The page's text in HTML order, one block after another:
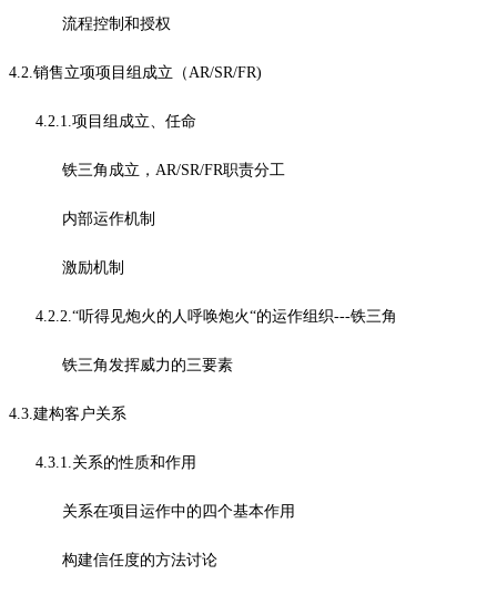
流程控制和授权
4.2.销售立项项目组成立（AR/SR/FR)
4.2.1.项目组成立、任命
铁三角成立，AR/SR/FR职责分工
内部运作机制
激励机制
4.2.2.“听得见炮火的人呼唤炮火“的运作组织---铁三角
铁三角发挥威力的三要素
4.3.建构客户关系
4.3.1.关系的性质和作用
关系在项目运作中的四个基本作用
构建信任度的方法讨论